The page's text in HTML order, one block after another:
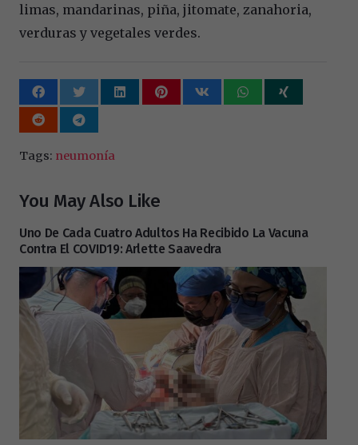
limas, mandarinas, piña, jitomate, zanahoria,
verduras y vegetales verdes.
Tags: neumonía
You May Also Like
Uno De Cada Cuatro Adultos Ha Recibido La Vacuna
Contra El COVID19: Arlette Saavedra